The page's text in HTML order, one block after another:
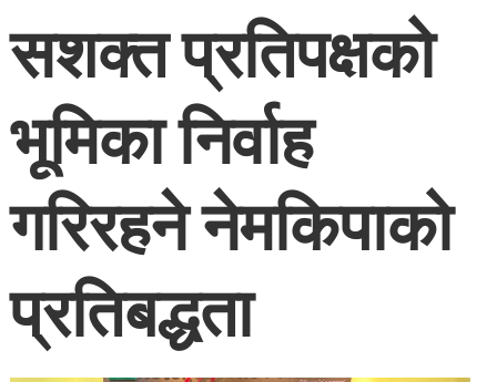
सशक्त प्रतिपक्षको
भूमिका निर्वाह
गरिरहने नेमकिपाको
प्रतिबद्धता